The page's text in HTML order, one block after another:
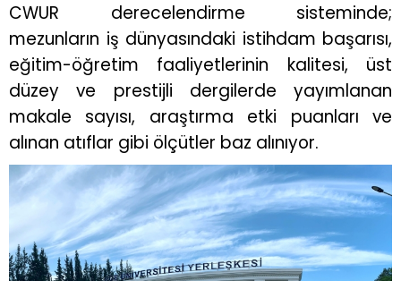
CWUR derecelendirme sisteminde;
mezunların iş dünyasındaki istihdam başarısı,
eğitim-öğretim faaliyetlerinin kalitesi, üst
düzey ve prestijli dergilerde yayımlanan
makale sayısı, araştırma etki puanları ve
alınan atıflar gibi ölçütler baz alınıyor.